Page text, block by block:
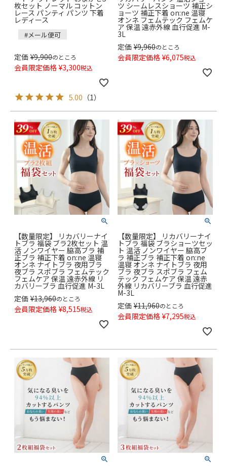
枚セット ノーマル コットン
レース パンティ パンツ 下着
レディース
#メール便可
定価 ¥9,900のところ
会員限定価格 ¥3,300税込
5.00 （1）
ツ シームレスショーツ 補正シ
ョーツ 補正下着 on:ne 温寝
オンネ フェムテック フェムケ
ア 保温 遠赤外線 血行促進 M-
3L
定価 ¥9,960のところ
会員限定価格 ¥6,075税込
【数量限定】 リカバリーナイ
トブラ 福袋 ブラ2枚セット 温
活 ノンワイヤー 脇高ブラ 補
正ブラ 補正下着 on:ne 温寝
オンネ ナイトブラ 夜用ブラ
夜ブラ スポブラ フェムテック
フェムケア 保温 遠赤外線 リ
カバリーブラ 血行促進 M-3L
定価 ¥13,960のところ
会員限定価格 ¥8,515税込
【数量限定】 リカバリーナイ
トブラ 福袋 ブラショーツセッ
ト 温活 ノンワイヤー 脇高ブ
ラ 補正ブラ 補正下着 on:ne
温寝 オンネ ナイトブラ 夜用
ブラ 夜ブラ スポブラ フェム
テック フェムケア 保温 遠赤
外線 リカバリーブラ 血行促進
M-3L
定価 ¥11,960のところ
会員限定価格 ¥7,295税込